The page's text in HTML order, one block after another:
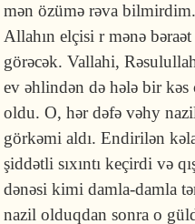
mən özümə rəva
Allahın el­çisi r mənə
görəcək. Vallahi,
ev əhlin­dən də hələ bir kəs
oldu. O, hər dəfə vəhy
görkəmi aldı. Endirilən
şiddətli sıxıntı keçirdi və
dənəsi kimi dam­la-damla
nazil ol­duqdan sonra o